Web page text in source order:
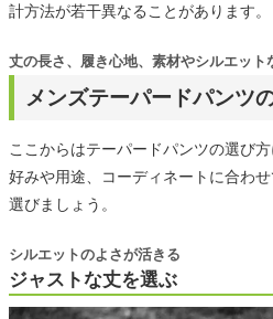
計方法が若干異なることがあります。
メンズテーパードパンツ
丈の長さ、履き心地、素材やシルエット
ここからはテーパードパンツの選び
好みや用途、コーディネートに合わ
選びましょう。
ジャストな丈を選ぶ
シルエットのよさが活きる